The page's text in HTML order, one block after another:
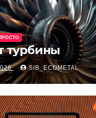
турбины
SIB_ECOMETAL